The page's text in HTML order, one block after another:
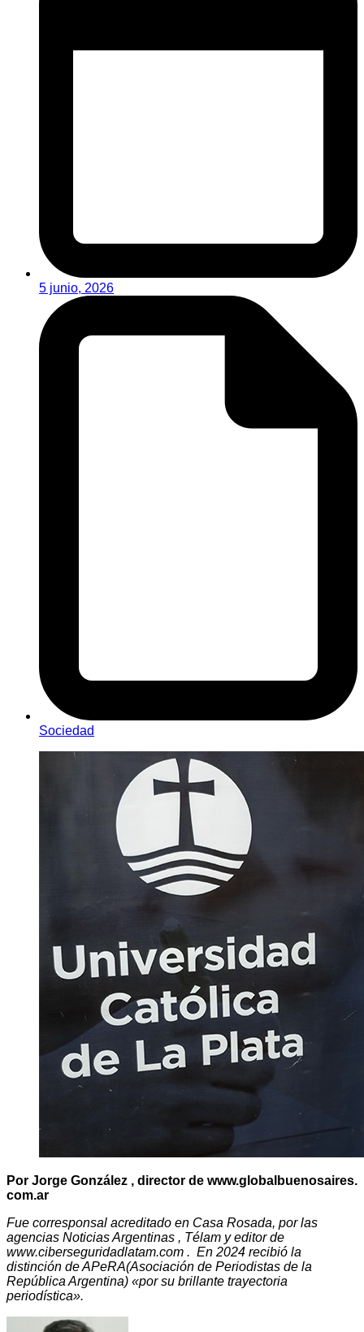
5 junio, 2026
Sociedad
Por Jorge González , director de www.globalbuenosaires.
com.ar
Fue corresponsal acreditado en Casa Rosada, por las
agencias Noticias Argentinas , Télam y editor de
www.ciberseguridadlatam.com . En 2024 recibió la
distinción de APeRA(Asociación de Periodistas de la
República Argentina) «por su brillante trayectoria
periodística».